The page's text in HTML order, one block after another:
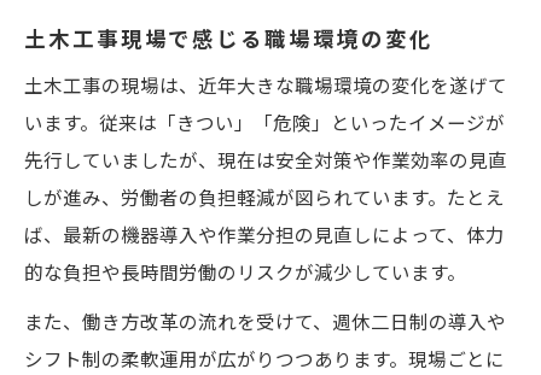
土木工事現場で感じる職場環境の変化
土木工事の現場は、近年大きな職場環境の変化を遂げて
います。従来は「きつい」「危険」といったイメージが
先行していましたが、現在は安全対策や作業効率の見直
しが進み、労働者の負担軽減が図られています。たとえ
ば、最新の機器導入や作業分担の見直しによって、体力
的な負担や長時間労働のリスクが減少しています。
また、働き方改革の流れを受けて、週休二日制の導入や
シフト制の柔軟運用が広がりつつあります。現場ごとに